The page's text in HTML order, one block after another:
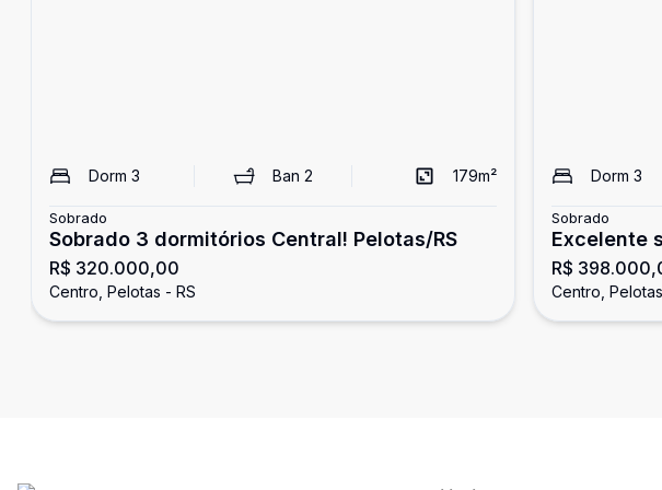
Dorm 3 Ban2 179m²
Sobrado
Sobrado 3 dormitórios Central! Pelotas/RS
R$ 320.000,00
Centro, Pelotas - RS
Dorm 3
Sobrado
Excelente
R$
Centro,